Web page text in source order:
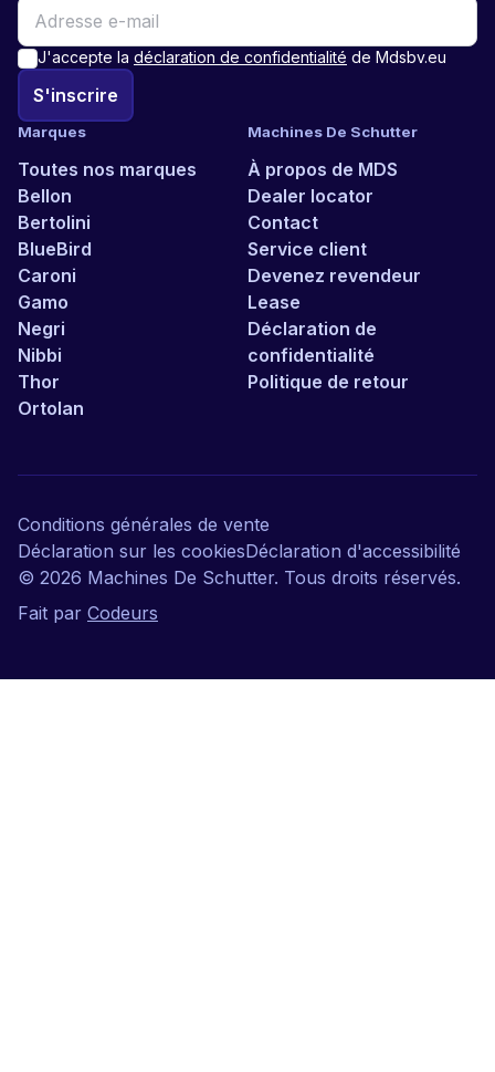
Marques
Toutes nos marques
Bellon
Bertolini
BlueBird
Caroni
Gamo
Negri
Nibbi
Thor
Ortolan
Machines De Schutter
À propos de MDS
Dealer locator
Contact
Service client
Devenez revendeur
Lease
Déclaration de
confidentialité
Politique de retour
J'accepte la déclaration de confidentialité de Mdsbv.eu
S'inscrire
© 2026 Machines De Schutter. Tous droits réservés.
Fait par Codeurs
Conditions générales de vente
Déclaration sur les cookiesDéclaration d'accessibilité